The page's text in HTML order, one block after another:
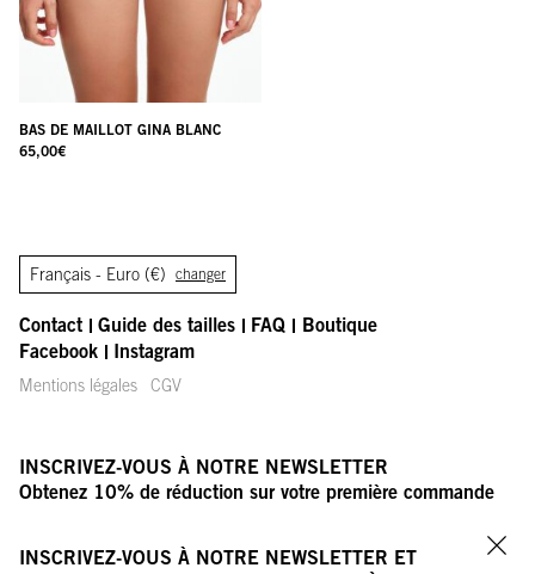
BAS DE MAILLOT GINA BLANC
65,00€
INSCRIVEZ-VOUS À NOTRE NEWSLETTER ET
Français - Euro (€) changer
Contact Guide des tailles FAQ
Boutique
Facebook
Instagram
Mentions légales CGV
INSCRIVEZ-VOUS À NOTRE NEWSLETTER
Obtenez 10% de réduction sur votre première commande
OK